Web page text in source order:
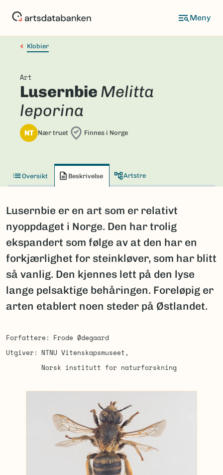
Klobier
Art
Lusernbie Melitta
leporina
NT Nær truet Finnes i Norge
Oversikt Beskrivelse Artstre
Lusernbie er en art som er relativt
nyoppdaget i Norge. Den har trolig
ekspandert som følge av at den har en
forkjærlighet for steinkløver, som har blitt
så vanlig. Den kjennes lett på den lyse
lange pelsaktige behåringen. Foreløpig er
arten etablert noen steder på Østlandet.
Forfattere
Frode Ødegaard
Utgiver
NTNU Vitenskapsmuseet
Norsk institutt for naturforskning